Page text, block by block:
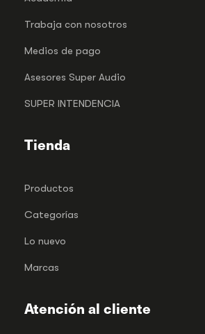
Trabaja con nosotros
Medios de pago
Asesores Super Audio
SUPER INTENDENCIA
Tienda
Productos
Categorías
Lo nuevo
Marcas
Atención al cliente